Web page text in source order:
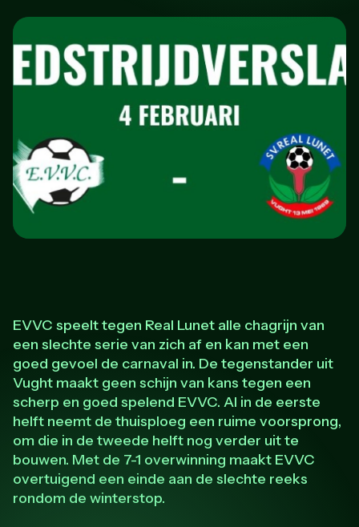
EVVC speelt tegen Real Lunet alle chagrijn van
een slechte serie van zich af en kan met een
goed gevoel de carnaval in. De tegenstander uit
Vught maakt geen schijn van kans tegen een
scherp en goed spelend EVVC. Al in de eerste
helft neemt de thuisploeg een ruime voorsprong,
om die in de tweede helft nog verder uit te
bouwen. Met de 7-1 overwinning maakt EVVC
overtuigend een einde aan de slechte reeks
rondom de winterstop.